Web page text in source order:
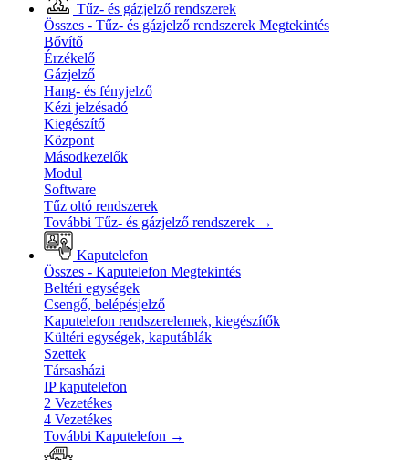
Tűz- és gázjelző rendszerek
Összes - Tűz- és gázjelző rendszerek Megtekintés
Bővítő
Érzékelő
Gázjelző
Hang- és fényjelző
Kézi jelzésadó
Kiegészítő
Központ
Másodkezelők
Modul
Software
Tűz oltó rendszerek
További Tűz- és gázjelző rendszerek →
Kaputelefon
Összes - Kaputelefon Megtekintés
Beltéri egységek
Csengő, belépésjelző
Kaputelefon rendszerelemek, kiegészítők
Kültéri egységek, kaputáblák
Szettek
Társasházi
IP kaputelefon
2 Vezetékes
4 Vezetékes
További Kaputelefon →